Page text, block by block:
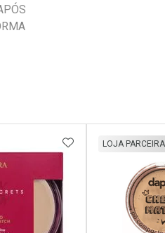
ADICIONAR AOS
LOJA PARCEIRA